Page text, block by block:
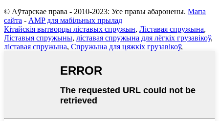
© Аўтарскае права - 2010-2023: Усе правы абаронены. Мапа
сайта - AMP для мабільных прылад
Кітайскія вытворцы ліставых спружын, Ліставая спружына,
Ліставыя спружыны, ліставая спружына для лёгкіх грузавікоў,
ліставая спружына, Спружына для цяжкіх грузавікоў,